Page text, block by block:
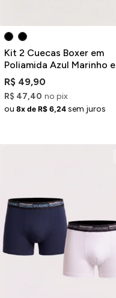
Kit 2 Cuecas Boxer em
Poliamida Azul Marinho e
Preto
R$ 49,90
R$ 47,40 no pix
ou 8x de R$ 6,24 sem juros